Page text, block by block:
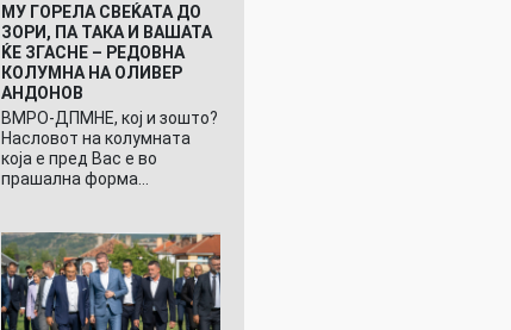
МУ ГОРЕЛА СВЕЌАТА ДО
ЗОРИ, ПА ТАКА И ВАШАТА
ЌЕ ЗГАСНЕ – РЕДОВНА
КОЛУМНА НА ОЛИВЕР
АНДОНОВ
ВМРО-ДПМНЕ, кој и зошто?
Насловот на колумната
која е пред Вас е во
прашална форма…